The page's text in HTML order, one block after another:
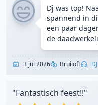
Dj was top!
spannend in
een paar
de
3 jul 2026 Bruiloft
"Fantastisch feest!!"